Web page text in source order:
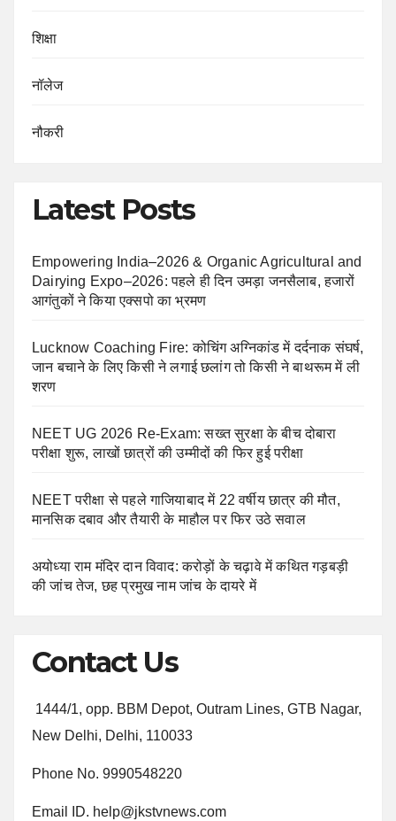
शिक्षा
नॉलेज
नौकरी
Latest Posts
Empowering India–2026 & Organic Agricultural and
Dairying Expo–2026: पहले ही दिन उमड़ा जनसैलाब, हजारों
आगंतुकों ने किया एक्सपो का भ्रमण
Lucknow Coaching Fire: कोचिंग अग्निकांड में दर्दनाक संघर्ष,
जान बचाने के लिए किसी ने लगाई छलांग तो किसी ने बाथरूम में ली
शरण
NEET UG 2026 Re-Exam: सख्त सुरक्षा के बीच दोबारा
परीक्षा शुरू, लाखों छात्रों की उम्मीदों की फिर हुई परीक्षा
NEET परीक्षा से पहले गाजियाबाद में 22 वर्षीय छात्र की मौत,
मानसिक दबाव और तैयारी के माहौल पर फिर उठे सवाल
अयोध्या राम मंदिर दान विवाद: करोड़ों के चढ़ावे में कथित गड़बड़ी
की जांच तेज, छह प्रमुख नाम जांच के दायरे में
Contact Us
1444/1, opp. BBM Depot, Outram Lines, GTB Nagar,
New Delhi, Delhi, 110033
Phone No. 9990548220
Email ID. help@jkstvnews.com